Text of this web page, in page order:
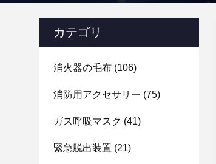
カテゴリ
消火器の毛布 (106)
消防用アクセサリー (75)
ガス呼吸マスク (41)
緊急脱出装置 (21)